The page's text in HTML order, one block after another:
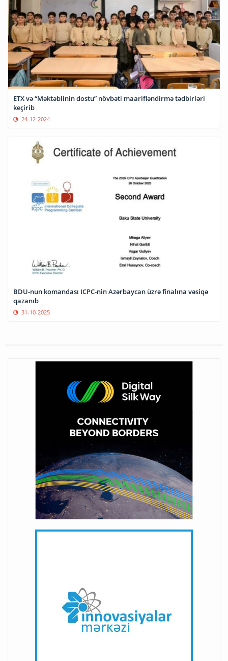
ETX və “Məktəblinin dostu” növbəti maarifləndirmə tədbirləri
keçirib
24-12-2024
BDU-nun komandası ICPC-nin Azərbaycan üzrə finalına vəsiqə
qazanıb
31-10-2025